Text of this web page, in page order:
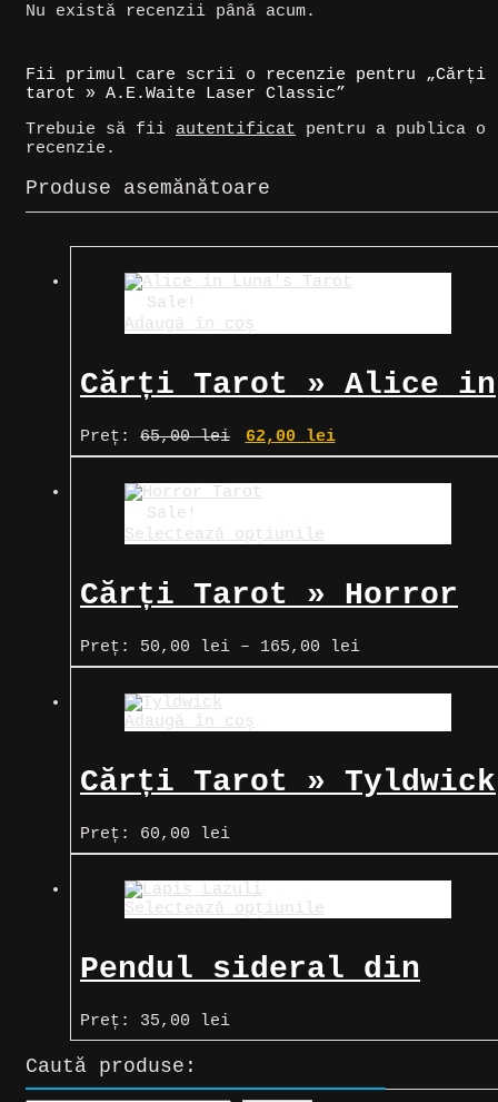
Nu există recenzii până acum.
Fii primul care scrii o recenzie pentru „Cărți
tarot » A.E.Waite Laser Classic”
Trebuie să fii autentificat pentru a publica o
recenzie.
Produse asemănătoare
Sale!
Adaugă în coș
Cărți Tarot » Alice in
Luna’s Tarot
Preț: 65,00lei
Prețul
inițial
fost:
62,00 lei
curent
Sale!
Selectează opțiunile
Cărți Tarot » Horror
Tarot
Preț: 50,00 lei – 165,00 leiInterval
de
Adaugă în coș
Cărți Tarot » Tyldwick
Preț: 60,00 lei
Selectează opțiunile
Pendul sideral din
Lapis Lazuli (Piatra
lunii)
Preț: 35,00 lei
Caută produse: